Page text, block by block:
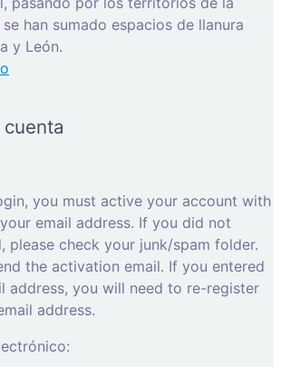
han sumado espacios de llanura
y León.
you must active your account with
email address. If you did not
please check your junk/spam folder.
the activation email. If you entered
address, you will need to re-register
address.